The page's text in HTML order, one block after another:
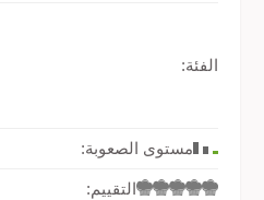
الفئة:
مستوى الصعوبة:
التقييم: